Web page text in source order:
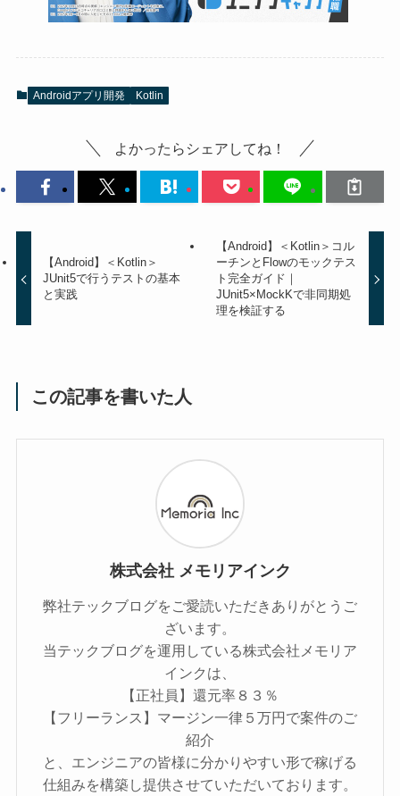
Androidアプリ開発 Kotlin
よかったらシェアしてね！
【Android】＜Kotlin＞
JUnit5で行うテストの基本
と実践
【Android】＜Kotlin＞コル
ーチンとFlowのモックテス
ト完全ガイド｜
JUnit5×MockKで非同期処
理を検証する
この記事を書いた人
株式会社 メモリアインク
弊社テックブログをご愛読いただきありがとうご
ざいます。
当テックブログを運用している株式会社メモリア
インクは、
【正社員】還元率８３％
【フリーランス】マージン一律５万円で案件のご
紹介
と、エンジニアの皆様に分かりやすい形で稼げる
仕組みを構築し提供させていただいております。